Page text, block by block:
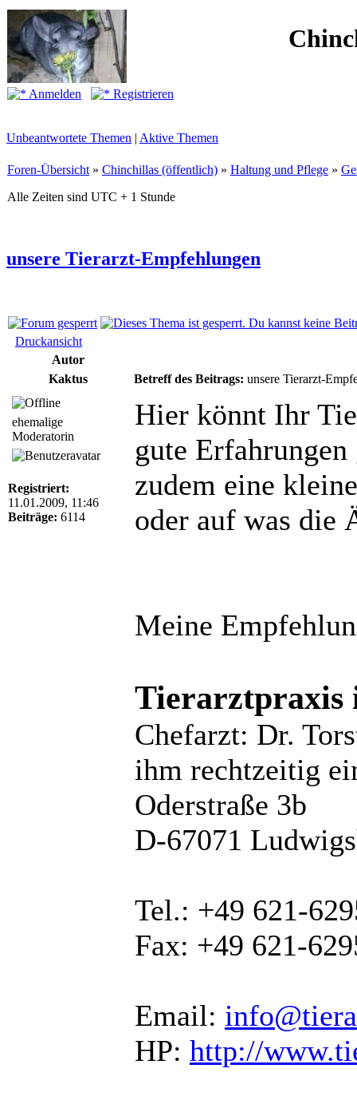
Anmelden
Registrieren
Unbeantwortete Themen | Aktive Themen
Foren-Übersicht » Chinchillas (öffentlich) » Haltung und Pflege »
Alle Zeiten sind UTC + 1 Stunde
unsere Tierarzt-Empfehlungen
Druckansicht
Autor
Kaktus
Betreff des Beitrags: unsere Tierarzt-
ehemalige
Moderatorin
Registriert:
11.01.2009, 11:46
Beiträge: 6114
Hier könnt Ihr
gute
zudem eine
oder auf was die
Meine
Tierarztpraxis
Chefarzt: Dr.
ihm rechtzeitig
Oderstraße 3b
D-67071
Tel.: +49 621-
Fax: +49 621-
Email:
HP: http://